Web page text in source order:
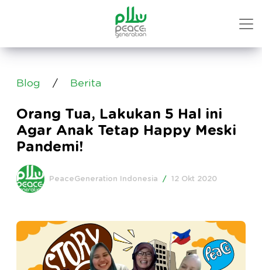
Blog / Berita
Orang Tua, Lakukan 5 Hal ini
Agar Anak Tetap Happy Meski
Pandemi!
PeaceGeneration Indonesia / 12 Okt 2020